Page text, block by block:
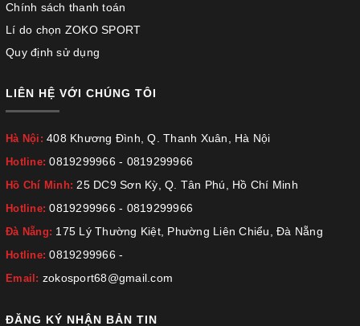
Chính sách thanh toán
Lí do chọn ZOKO SPORT
Quy định sử dụng
LIÊN HỆ VỚI CHÚNG TÔI
Hà Nội: 408 Khương Đình, Q. Thanh Xuân, Hà Nội
Hotline:0819299966 - 0819299966
Hồ Chí Minh:25 DC9 Sơn Kỳ, Q. Tân Phú, Hồ Chí Minh
Hotline:0819299966 - 0819299966
Đà Nẵng: 175 Lý Thường Kiệt, Phường Liên Chiểu, Đà Nẵng
Hotline:0819299966 -
Email: zokosport68@gmail.com
ĐĂNG KÝ NHẬN BẢN TIN